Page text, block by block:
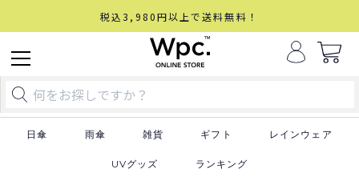
税込3,980円以上で送料無料！
日傘 雨傘 雑貨 ギフト レインウェア
UVグッズ ランキング